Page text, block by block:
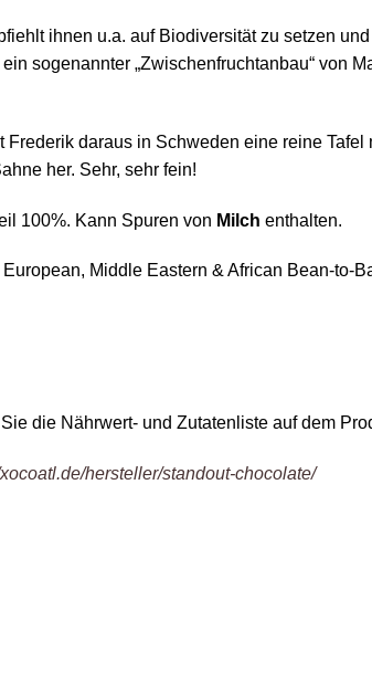
ihnen u.a. auf Biodiversität zu setzen
sogenannter „Zwischenfruchtanbau“ von
daraus in Schweden eine reine
her. Sehr, sehr fein!
100%. Kann Spuren von Milch enthalten.
Middle Eastern & African Bean-to-
die Nährwert- und Zutatenliste auf dem
hersteller/standout-chocolate/